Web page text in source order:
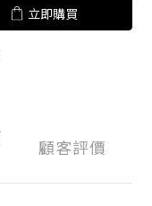
立即購買
顧客評價